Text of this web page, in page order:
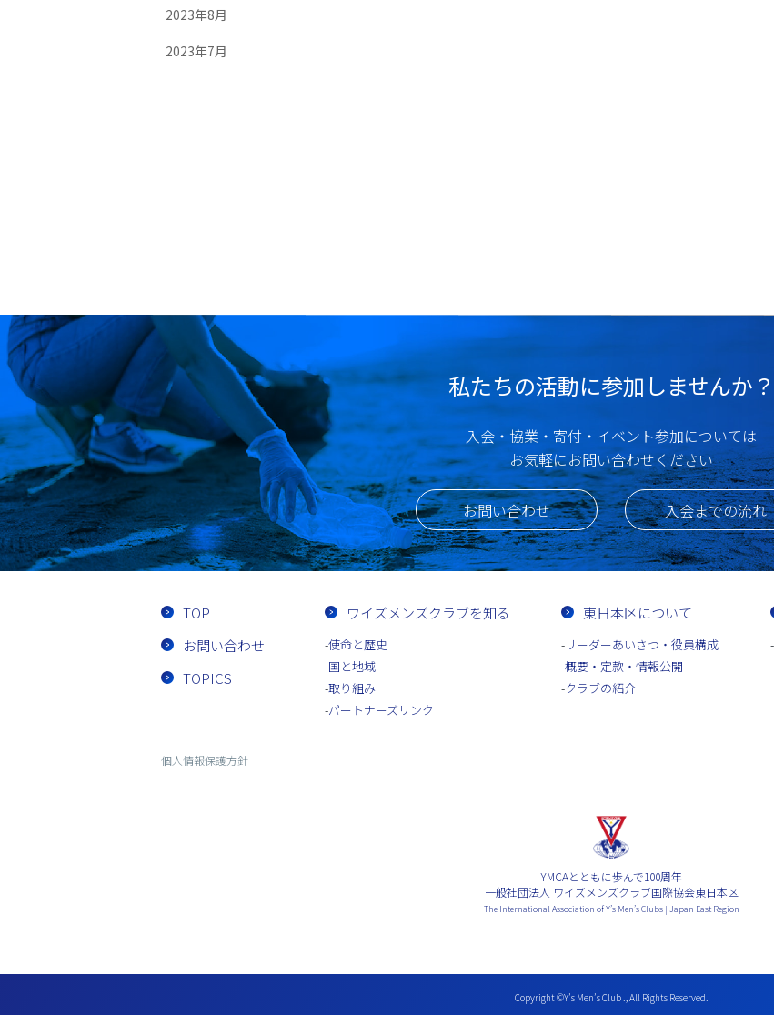
2023年8月
2023年7月
私たちの活動に参加しませんか？
入会・協業・寄付・イベント参加については
お気軽にお問い合わせください
お問い合わせ 入会までの流れ
TOP
お問い合わせ
TOPICS
個人情報保護方針
ワイズメンズクラブを知る
使命と歴史
国と地域
取り組み
パートナーズリンク
東日本区について
リーダーあいさつ・役員構成
概要・定款・情報公開
クラブの紹介
YMCAとともに歩んで100周年
一般社団法人 ワイズメンズクラブ国際協会東日本区
The International Association of Y’s Men’s Clubs | Japan East Region
Copyright ©Y’s Men’s Club ., All Rights Reserved.